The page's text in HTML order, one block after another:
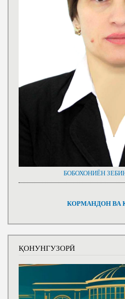
БОБОХОНИЁН
КОРМАНДОН ВА
ҚОНУНГУЗОРӢ